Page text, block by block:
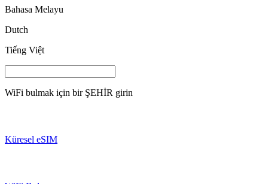
Bahasa Melayu
Dutch
Tiếng Việt
WiFi bulmak için bir ŞEHİR girin
Küresel eSIM